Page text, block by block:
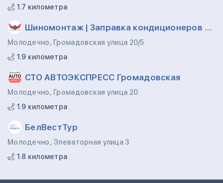
1.7 километра
Шиномонтаж | Заправка кондиционеров Громадовская-Лебедевская
Молодечно, Громадовская улица 20/5
1.9 километра
СТО АВТОЭКСПРЕСС Громадовская
Молодечно, Громадовская улица 20
1.9 километра
БелВестТур
Молодечно, Элеваторная улица 3
1.8 километра